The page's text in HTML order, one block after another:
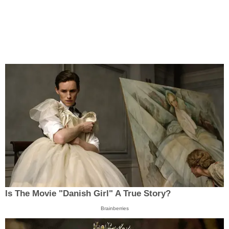
Is The Movie "Danish Girl" A True Story?
Brainberries